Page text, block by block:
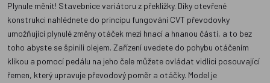
Plynule měnit! Stavebnice variátoru z překližky. Díky otevřené
konstrukci nahlédnete do principu fungování CVT převodovky
umožňující plynulé změny otáček mezi hnací a hnanou částí, a to bez
toho abyste se špinili olejem. Zařízení uvedete do pohybu otáčením
klikou a pomocí pedálu na jeho čele můžete ovládat vidlici posouvající
řemen, který upravuje převodový poměr a otáčky. Model je